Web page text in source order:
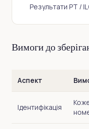
Результати PT /
Вимоги до
Аспект
Ідентифікація